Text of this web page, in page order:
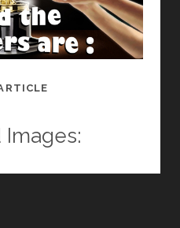
RÉSULTAT
«
Images: